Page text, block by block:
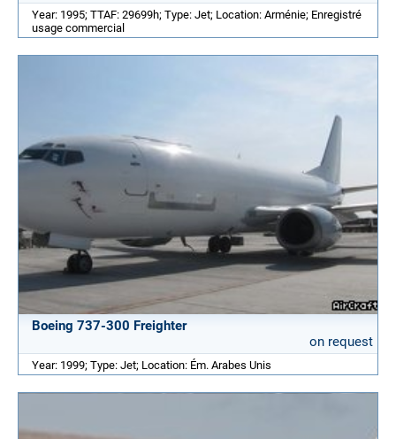
Year: 1995; TTAF: 29699h; Type: Jet; Location: Arménie; Enregistré
usage commercial
Boeing 737-300 Freighter
on request
Year: 1999; Type: Jet; Location: Ém. Arabes Unis